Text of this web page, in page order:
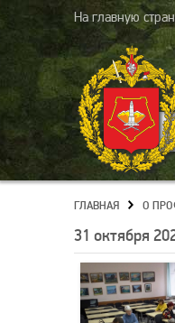
На главную
ГЛАВНАЯ О
31 октября